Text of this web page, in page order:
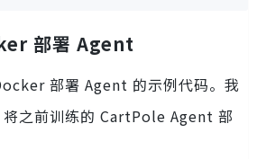
部署 Agent
部署 Agent 的示例代码。我
之前训练的 CartPole Agent 部